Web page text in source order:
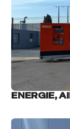
ENERGIE,